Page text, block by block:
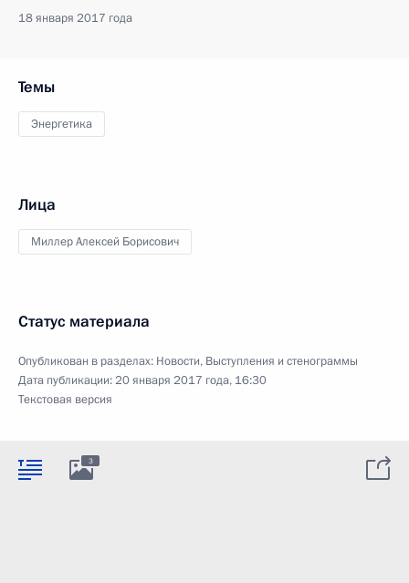
18 января 2017 года
Темы
Энергетика
Лица
Миллер Алексей Борисович
Статус материала
Опубликован в разделах: Новости, Выступления и стенограммы
Дата публикации:20 января 2017 года, 16:30
Текстовая версия
3